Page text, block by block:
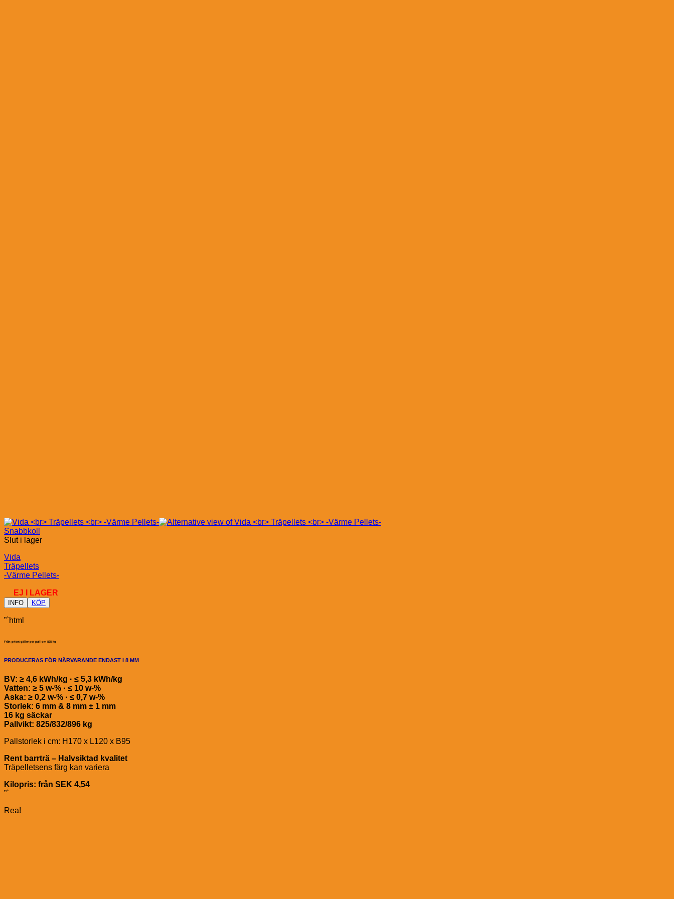
Snabbkoll
Slut i lager
Vida
Träpellets
-Värme Pellets-
EJ I LAGER
INFO KÖP
”`html
Från priset gäller per pall om 825 kg
PRODUCERAS FÖR NÄRVARANDE ENDAST I 8 MM
BV: ≥ 4,6 kWh/kg · ≤ 5,3 kWh/kg
Vatten: ≥ 5 w-% · ≤ 10 w-%
Aska: ≥ 0,2 w-% · ≤ 0,7 w-%
Storlek: 6 mm & 8 mm ± 1 mm
16 kg säckar
Pallvikt: 825/832/896 kg
Pallstorlek i cm: H170 x L120 x B95
Rent barrträ – Halvsiktad kvalitet
Träpelletsens färg kan variera
Kilopris: från SEK 4,54
”`
Rea!